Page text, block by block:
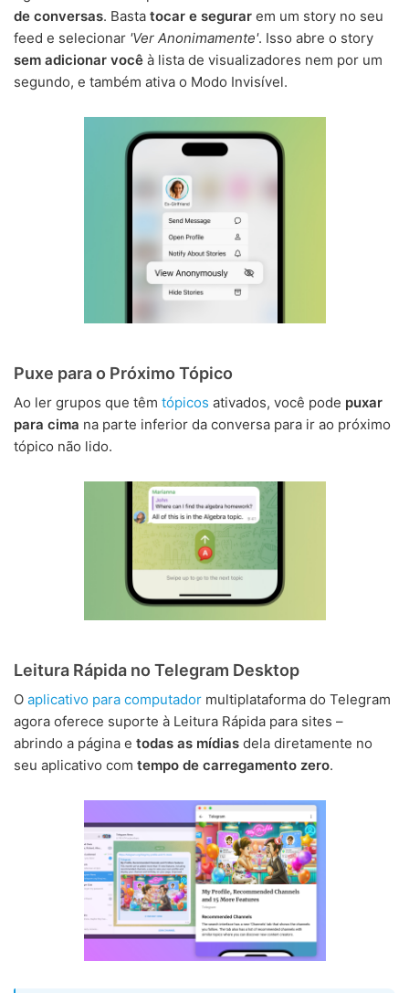
de conversas. Basta tocar e segurar em um story no seu
feed e selecionar 'Ver Anonimamente'. Isso abre o story
sem adicionar você à lista de visualizadores nem por um
segundo, e também ativa o Modo Invisível.
Puxe para o Próximo Tópico
Ao ler grupos que têm tópicos ativados, você pode puxar
para cima na parte inferior da conversa para ir ao próximo
tópico não lido.
Leitura Rápida no Telegram Desktop
O aplicativo para computador multiplataforma do Telegram
agora oferece suporte à Leitura Rápida para sites –
abrindo a página e todas as mídias dela diretamente no
seu aplicativo com tempo de carregamento zero.